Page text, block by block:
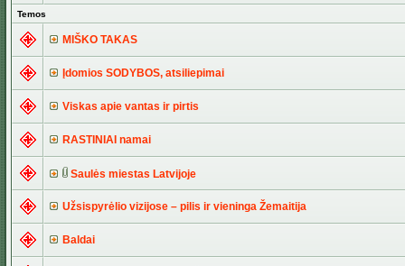
Temos
MIŠKO TAKAS
Įdomios SODYBOS, atsiliepimai
Viskas apie vantas ir pirtis
RASTINIAI namai
Saulės miestas Latvijoje
Užsispyrėlio vizijose – pilis ir vieninga Žemaitija
Baldai